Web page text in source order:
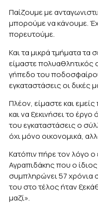
Παίζουμε με
μπορούμε να κάνουμε.
πορευτούμε.
Και τα μικρά τμήματα τα
είμαστε
γήπεδο του
εγκαταστάσεις οι δικές
Πλέον, είμαστε και
και να ξεκινήσει το
του εγκαταστάσεις ο
όχι μόνο οικονομικά,
Κατόπιν πήρε τον λόγο
Αγραπιδάκης που ο
συμπληρώνει 57 χρόνια
του στο τέλος ήταν
μαζί».